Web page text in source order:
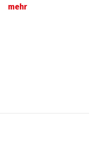
mehr